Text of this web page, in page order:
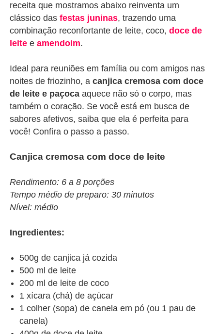
receita que mostramos abaixo reinventa um
clássico das festas juninas, trazendo uma
combinação reconfortante de leite, coco, doce de
leite e amendoim.
Ideal para reuniões em família ou com amigos nas
noites de friozinho, a canjica cremosa com doce
de leite e paçoca aquece não só o corpo, mas
também o coração. Se você está em busca de
sabores afetivos, saiba que ela é perfeita para
você! Confira o passo a passo.
Canjica cremosa com doce de leite
Rendimento: 6 a 8 porções
Tempo médio de preparo: 30 minutos
Nível: médio
Ingredientes:
500g de canjica já cozida
500 ml de leite
200 ml de leite de coco
1 xícara (chá) de açúcar
1 colher (sopa) de canela em pó (ou 1 pau de
canela)